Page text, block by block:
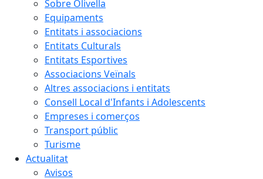
Sobre Olivella
Equipaments
Entitats i associacions
Entitats Culturals
Entitats Esportives
Associacions Veïnals
Altres associacions i entitats
Consell Local d'Infants i Adolescents
Empreses i comerços
Transport públic
Turisme
Actualitat
Avisos